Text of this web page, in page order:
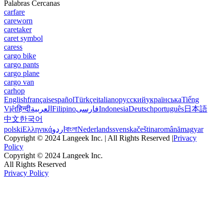
Palabras Cercanas
carfare
careworn
caretaker
caret symbol
caress
cargo bike
cargo pants
cargo plane
cargo van
carhop
EnglishfrançaisespañolTürkçeitalianoрусскийукраїнськаTiếng
Việtहिन्दीالعربية FilipinoفارسیIndonesiaDeutschportuguês日本語
中文한국어
polskiΕλληνικάاردو বাংলাNederlandssvenskačeštinaromânămagyar
Copyright © 2024 Langeek Inc. | All Rights Reserved |Privacy
Policy
Copyright © 2024 Langeek Inc.
All Rights Reserved
Privacy Policy